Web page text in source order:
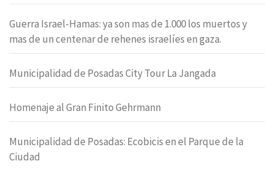
Guerra Israel-Hamas: ya son mas de 1.000 los muertos y
mas de un centenar de rehenes israelíes en gaza.
Municipalidad de Posadas City Tour La Jangada
Homenaje al Gran Finito Gehrmann
Municipalidad de Posadas: Ecobicis en el Parque de la
Ciudad